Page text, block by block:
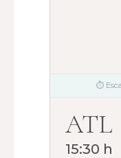
⏱
ATL
15:30 h